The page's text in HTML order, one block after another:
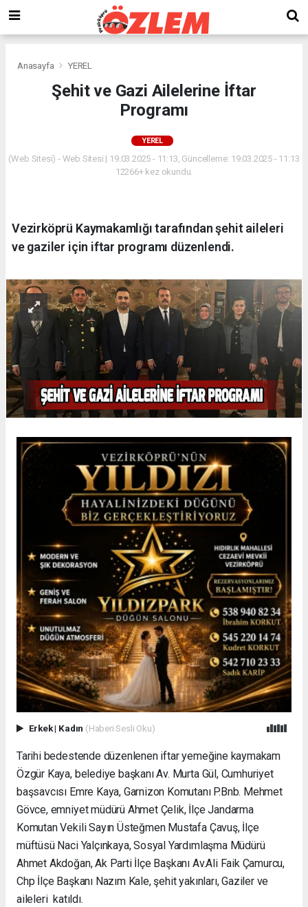
Anasayfa YEREL
Şehit ve Gazi Ailelerine İftar
Programı
YEREL
(Web Sitesi) - Web Sitesi | 19.03.2025 - 11:13, Güncelleme: 19.03.2025 - 11:13
12266+ kez okundu.
Vezirköprü Kaymakamlığı tarafından şehit aileleri
ve gaziler için iftar programı düzenlendi.
Erkek| Kadın (Haberi Sesli Oku)
Tarihi bedestende düzenlenen iftar yemeğine kaymakam
Özgür Kaya, belediye başkanı Av. Murta Gül, Cumhuriyet
başsavcısı Emre Kaya, Garnizon Komutanı P.Bnb. Mehmet
Gövce, emniyet müdürü Ahmet Çelik, İlçe Jandarma
Komutan Vekili Sayın Üsteğmen Mustafa Çavuş, İlçe
müftüsü Naci Yalçınkaya, Sosyal Yardımlaşma Müdürü
Ahmet Akdoğan, Ak Parti İlçe Başkanı Av.Ali Faik Çamurcu,
Chp İlçe Başkanı Nazım Kale, şehit yakınları, Gaziler ve
aileleri katıldı.